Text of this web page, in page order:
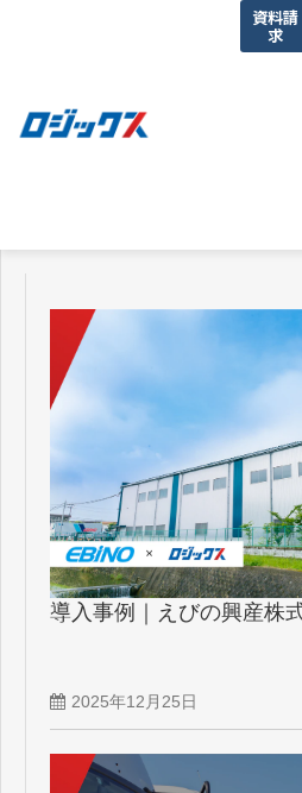
資料請
求
機能まと
料金プラ
セミナー
よくあるご
運送業の原価計算 ま
導入事例｜えびの興産株
2025年12月25日